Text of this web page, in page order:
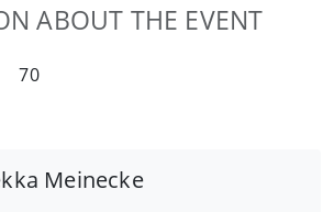
ABOUT THE EVENT
70
Meinecke